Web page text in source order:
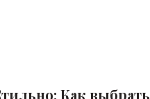
Как выбрать